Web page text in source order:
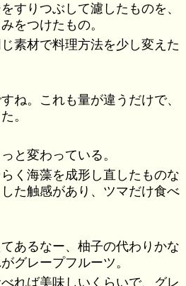
すりつぶして濾したものを、
をつけたもの。
素材で料理方法を少し変えた
ね。これも量が違うだけで、
。
と変わっている。
く海藻を成形し直したものな
た触感があり、ツマだけ食べ
あるなー、柚子の代わりかな
グレープフルーツ。
れば美味しいくらいで、グレ